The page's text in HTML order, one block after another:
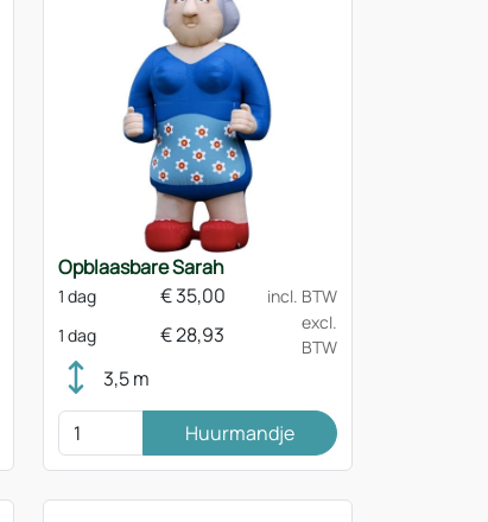
Opblaasbare Sarah
1 dag €35,00
incl. BTW
1 dag
€28,93
excl.
BTW
3,5 m
Huurmandje